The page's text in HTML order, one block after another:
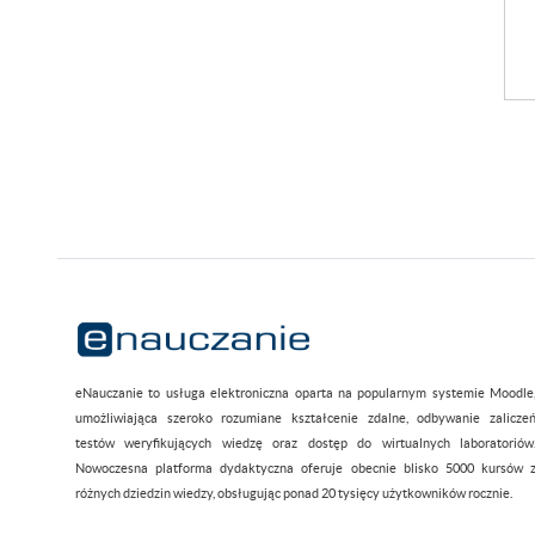
eNauczanie to usługa elektroniczna oparta na popularnym systemie Moodle,
umożliwiająca szeroko rozumiane kształcenie zdalne, odbywanie zaliczeń
testów weryfikujących wiedzę oraz dostęp do wirtualnych laboratoriów.
Nowoczesna platforma dydaktyczna oferuje obecnie blisko 5000 kursów z
różnych dziedzin wiedzy, obsługując ponad 20 tysięcy użytkowników rocznie.